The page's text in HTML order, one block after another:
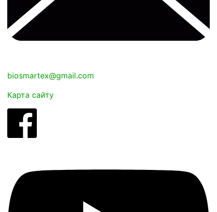
biosmartex@gmail.com
Карта сайту